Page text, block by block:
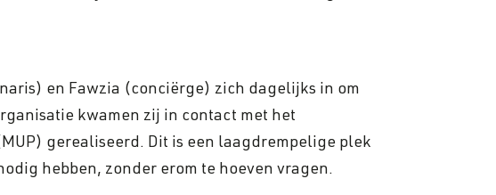
en Fawzia (conciërge) zich dagelijks in om
kwamen zij in contact met het
gerealiseerd. Dit is een laagdrempelige plek
hebben, zonder erom te hoeven vragen.